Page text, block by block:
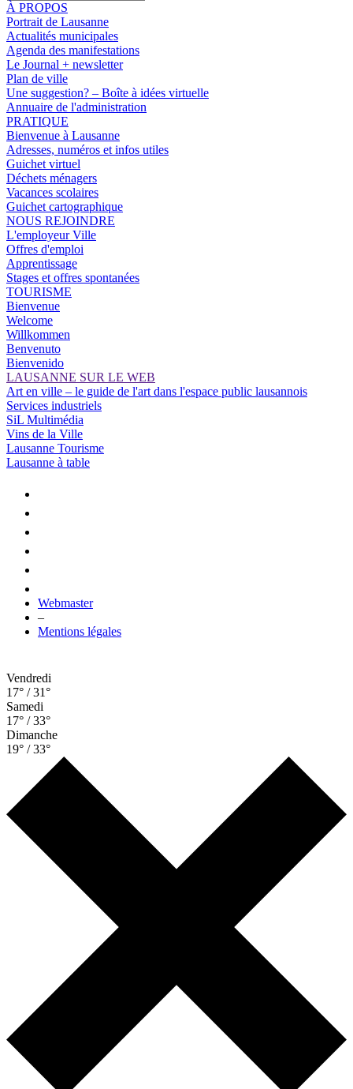
À PROPOS
Portrait de Lausanne
Actualités municipales
Agenda des manifestations
Le Journal + newsletter
Plan de ville
Une suggestion? – Boîte à idées virtuelle
Annuaire de l'administration
PRATIQUE
Bienvenue à Lausanne
Adresses, numéros et infos utiles
Guichet virtuel
Déchets ménagers
Vacances scolaires
Guichet cartographique
NOUS REJOINDRE
L'employeur Ville
Offres d'emploi
Apprentissage
Stages et offres spontanées
TOURISME
Bienvenue
Welcome
Willkommen
Benvenuto
Bienvenido
LAUSANNE SUR LE WEB
Art en ville – le guide de l'art dans l'espace public lausannois
Services industriels
SiL Multimédia
Vins de la Ville
Lausanne Tourisme
Lausanne à table
Webmaster
–
Mentions légales
Vendredi
17° / 31°
Samedi
17° / 33°
Dimanche
19° / 33°